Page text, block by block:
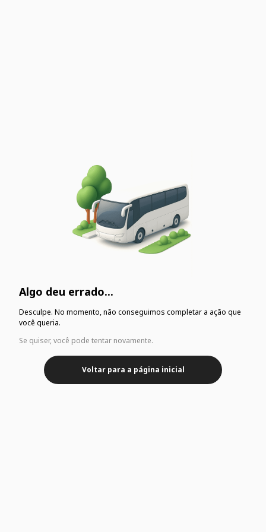
Algo deu errado...
Desculpe. No momento, não conseguimos completar a ação que
você queria.
Se quiser, você pode tentar novamente.
Voltar para a página inicial